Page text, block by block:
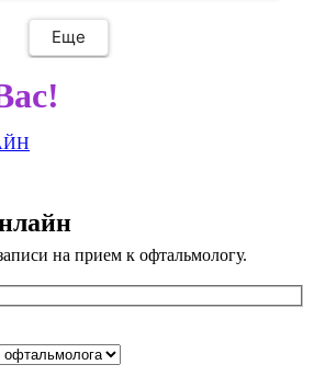
Еще
на прием к офтальмологу.